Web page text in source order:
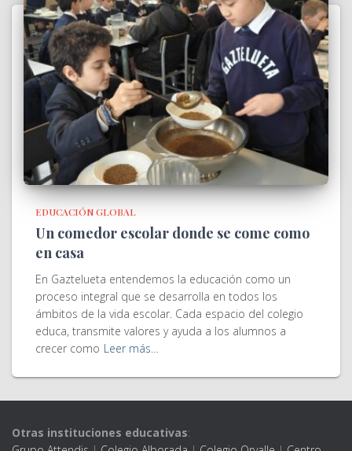
EDUCACIÓN GLOBAL
Un comedor escolar donde se come como
en casa
En Gaztelueta entendemos la educación como un
proceso integral que se desarrolla en todos los
ámbitos de la vida escolar. Cada espacio del colegio
educa, transmite valores y ayuda a los alumnos a
crecer como Leer más…
Otras instituciones educativas: